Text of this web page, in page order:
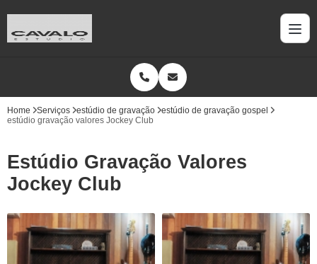
Home Serviços estúdio de gravação
estúdio de gravação gospel
estúdio gravação valores Jockey Club
Estúdio Gravação Valores
Jockey Club